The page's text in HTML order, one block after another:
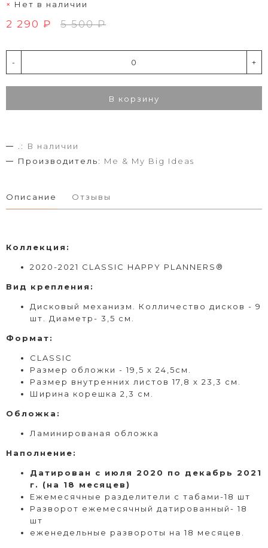
Нет в наличии
2 290 ₽ 5 500 ₽
- +
В корзину
.:
В наличии
Производитель: Me & My Big Ideas
Описание Отзывы
Коллекция:
2020-2021 CLASSIC HAPPY PLANNERS®
Вид крепления :
Дисковый механизм. Колличество дисков - 9
шт. Диаметр- 3,5 см.
Формат:
CLASSIC
Размер обложки - 19,5 х 24,5см.
Размер внутренних листов 17,8 х 23,3 см.
Ширина корешка 2,3 см.
Обложка:
Ламинированая обложка
Наполнение:
Датирован с июля 2020 по декабрь 2021
г. (на 18 месяцев)
Ежемесячные разделители с табами-18 шт
Разворот ежемесячный датированный- 18
шт
еженедельные развороты на 18 месяцев.